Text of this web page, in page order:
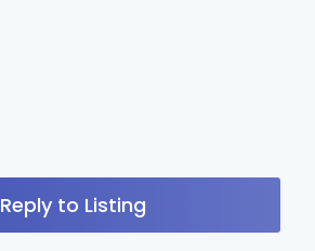
Reply to Listing